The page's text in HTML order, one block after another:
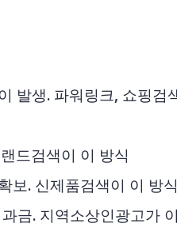
발생. 파워링크, 쇼핑검
드검색이 이 방식
보. 신제품검색이 이 방식
금. 지역소상인광고가